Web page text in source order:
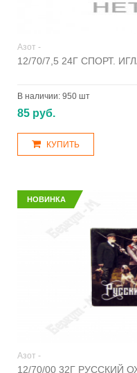
Азот -
12/70/7,5 24Г СПОРТ.
В наличии: 950 шт
85 руб.
КУПИТЬ
НОВИНКА
Азот -
12/70/00 32Г РУССКИЙ